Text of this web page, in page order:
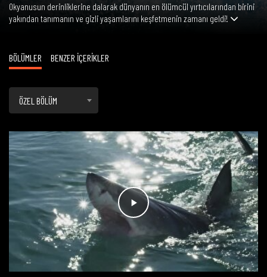
Okyanusun derinliklerine dalarak dünyanın en ölümcül yırtıcılarından birini
yakından tanımanın ve gizli yaşamlarını keşfetmenin zamanı geldi!
BÖLÜMLER BENZER İÇERİKLER
ÖZEL BÖLÜM